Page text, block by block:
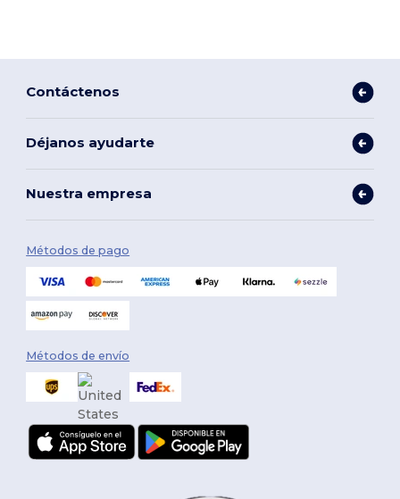
Contáctenos
Déjanos ayudarte
Nuestra empresa
Métodos de pago
Métodos de envío